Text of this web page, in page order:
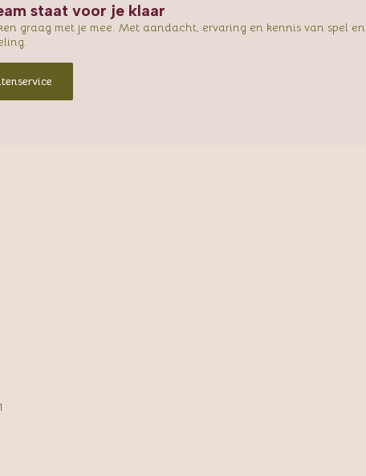
staat voor je klaar
graag met je mee. Met aandacht, ervaring en kennis van spel en